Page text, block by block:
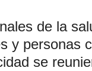
de la
y personas
se